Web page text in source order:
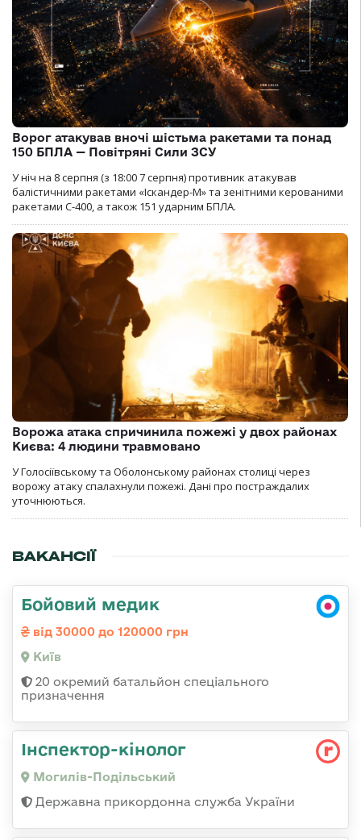
Ворог атакував вночі шістьма ракетами та понад
150 БПЛА — Повітряні Сили ЗСУ
У ніч на 8 серпня (з 18:00 7 серпня) противник атакував
балістичними ракетами «Іскандер-М» та зенітними керованими
ракетами С-400, а також 151 ударним БПЛА.
Ворожа атака спричинила пожежі у двох районах
Києва: 4 людини травмовано
У Голосіївському та Оболонському районах столиці через
ворожу атаку спалахнули пожежі. Дані про постраждалих
уточнюються.
ВАКАНСІЇ
Бойовий медик
від 30000 до 120000 грн
Київ
20 окремий батальйон спеціального
призначення
Інспектор-кінолог
Могилів-Подільський
Державна прикордонна служба України